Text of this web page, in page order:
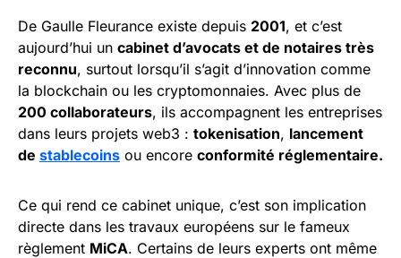
De Gaulle Fleurance existe depuis 2001, et c’est
aujourd’hui un cabinet d’avocats et de notaires très
reconnu, surtout lorsqu’il s’agit d’innovation comme
la blockchain ou les cryptomonnaies. Avec plus de
200 collaborateurs, ils accompagnent les entreprises
dans leurs projets web3 : tokenisation, lancement
de stablecoins ou encore conformité réglementaire.
Ce qui rend ce cabinet unique, c’est son implication
directe dans les travaux européens sur le fameux
règlement MiCA. Certains de leurs experts ont même